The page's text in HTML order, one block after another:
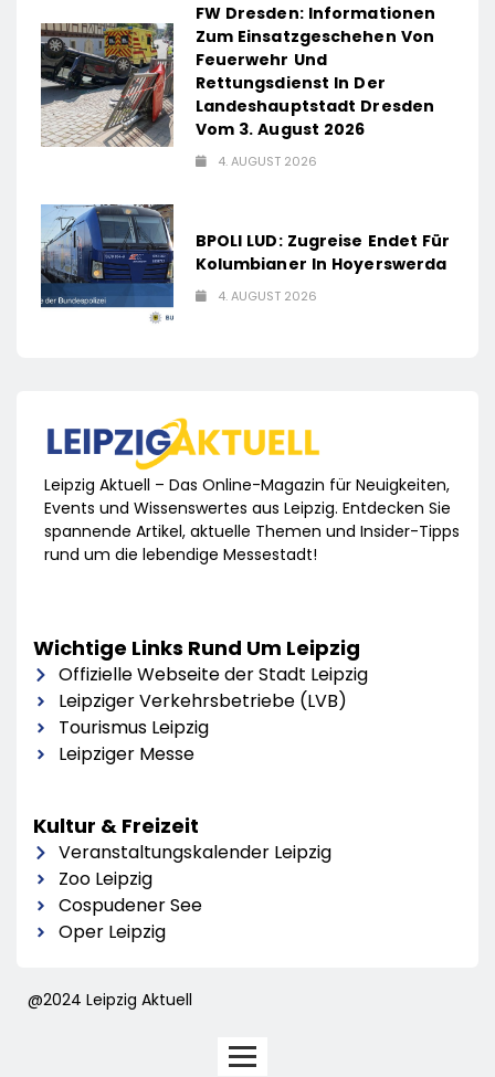
FW Dresden: Informationen
Zum Einsatzgeschehen Von
Feuerwehr Und
Rettungsdienst In Der
Landeshauptstadt Dresden
Vom 3. August 2026
4. AUGUST 2026
BPOLI LUD: Zugreise Endet Für
Kolumbianer In Hoyerswerda
4. AUGUST 2026
Leipzig Aktuell – Das Online-Magazin für Neuigkeiten,
Events und Wissenswertes aus Leipzig. Entdecken Sie
spannende Artikel, aktuelle Themen und Insider-Tipps
rund um die lebendige Messestadt!
Wichtige Links Rund Um Leipzig
Offizielle Webseite der Stadt Leipzig
Leipziger Verkehrsbetriebe (LVB)
Tourismus Leipzig
Leipziger Messe
Kultur & Freizeit
Veranstaltungskalender Leipzig
Zoo Leipzig
Cospudener See
Oper Leipzig
@2024 Leipzig Aktuell